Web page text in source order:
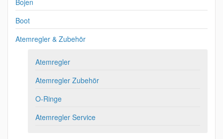
Bojen
Boot
Atemregler & Zubehör
Atemregler
Atemregler Zubehör
O-Ringe
Atemregler Service